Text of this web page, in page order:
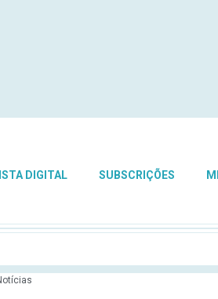
DIGITAL SUBSCRIÇÕES